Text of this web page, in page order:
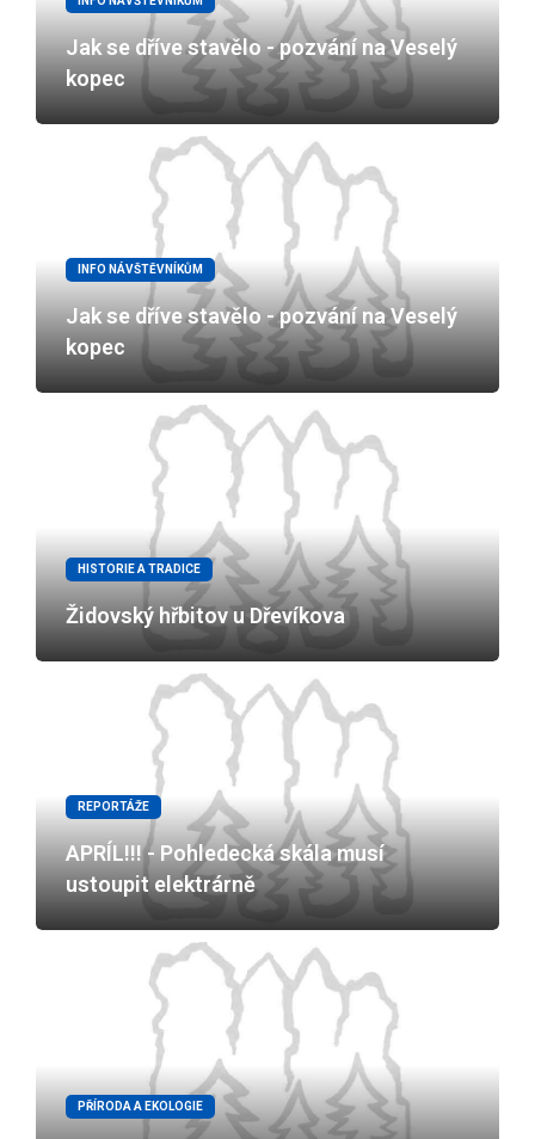
Jak se dříve stavělo - pozvání na Veselý
kopec
INFO NÁVŠTĚVNÍKŮM
Jak se dříve stavělo - pozvání na Veselý
kopec
HISTORIE A TRADICE
Židovský hřbitov u Dřevíkova
REPORTÁŽE
APRÍL!!! - Pohledecká skála musí
ustoupit elektrárně
PŘÍRODA A EKOLOGIE